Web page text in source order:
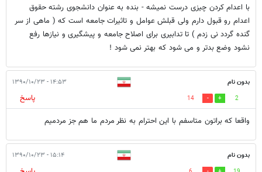
با اعدام کردن چیزی درست نمیشه - بنده به عنوان دانشجوی رشته حقوق
اعدام رو قبول دارم ولی قبلش عوامل و تاثیرات جامعه است که ( ماهی از سر
گنده گردد نی زدم ) تا تدابیری برای اصلاح جامعه و پیشگیری و نیازها رفع
نشود وضع بدتر و می شود که بهتر نمی شود !
بدون نام ۱۴:۵۳ - ۱۳۹۰/۱۰/۲۳
2
14
پاسخ
واقعا که براتون متاسفم با این احترام به نظر مردم ما هم جز مردمیم
بدون نام ۱۵:۱۴ - ۱۳۹۰/۱۰/۲۳